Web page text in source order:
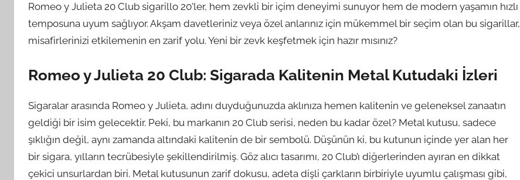
Romeo y Julieta 20 Club sigarillo 20'ler, hem zevkli bir içim deneyimi sunuyor hem de modern yaşamın hızlı
temposuna uyum sağlıyor. Akşam davetleriniz veya özel anlarınız için mükemmel bir seçim olan bu sigarillar,
misafirlerinizi etkilemenin en zarif yolu. Yeni bir zevk keşfetmek için hazır mısınız?
Romeo y Julieta 20 Club: Sigarada Kalitenin Metal Kutudaki İzleri
Sigaralar arasında Romeo y Julieta, adını duyduğunuzda aklınıza hemen kalitenin ve geleneksel zanaatın
geldiği bir isim gelecektir. Peki, bu markanın 20 Club serisi, neden bu kadar özel? Metal kutusu, sadece
şıklığın değil, aynı zamanda altındaki kalitenin de bir sembolü. Düşünün ki, bu kutunun içinde yer alan her
bir sigara, yılların tecrübesiyle şekillendirilmiş. Göz alıcı tasarımı, 20 Club’ı diğerlerinden ayıran en dikkat
çekici unsurlardan biri. Metal kutusunun zarif dokusu, adeta dişli çarkların birbiriyle uyumlu çalışması gibi,